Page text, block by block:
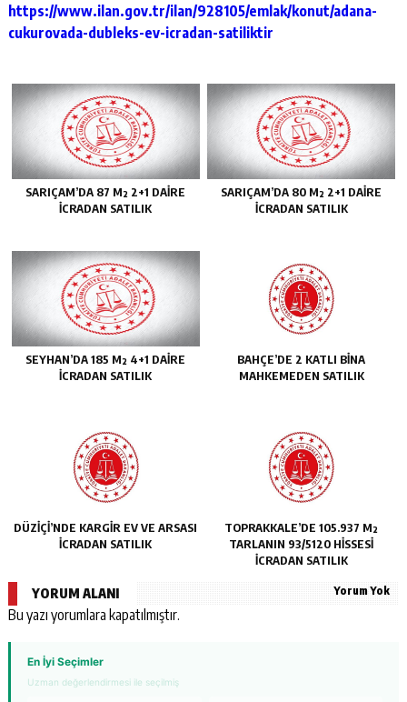
https://www.ilan.gov.tr/ilan/928105/emlak/konut/adana-
cukurovada-dubleks-ev-icradan-satiliktir
SARIÇAM’DA 87 M² 2+1 DAİRE
İCRADAN SATILIK
SARIÇAM’DA 80 M² 2+1 DAİRE
İCRADAN SATILIK
SEYHAN’DA 185 M² 4+1 DAİRE
İCRADAN SATILIK
BAHÇE’DE 2 KATLI BİNA
MAHKEMEDEN SATILIK
DÜZİÇİ’NDE KARGİR EV VE ARSASI
İCRADAN SATILIK
TOPRAKKALE’DE 105.937 M²
TARLANIN 93/5120 HİSSESİ
İCRADAN SATILIK
YORUM ALANI Yorum Yok
Bu yazı yorumlara kapatılmıştır.
En İyi Seçimler
Uzman değerlendirmesi ile seçilmiş